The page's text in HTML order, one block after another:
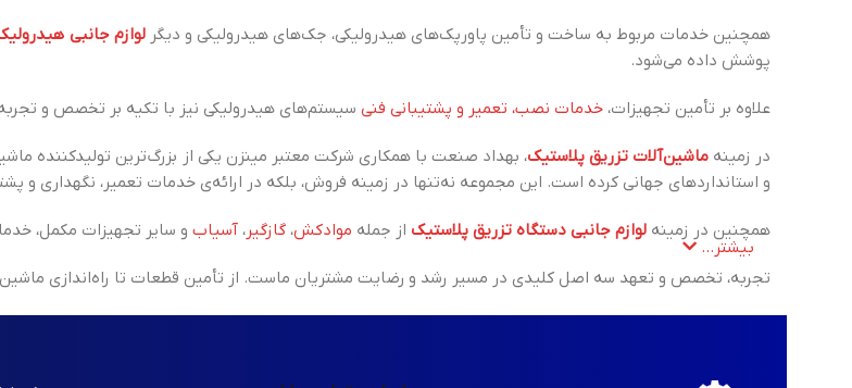
همچنین خدمات مربوط به ساخت و تأمین پاورپک‌های هیدرولیکی، جک‌های هیدرولیکی و دیگر لوازم جانبی
پوشش داده می‌شود.
علاوه بر تأمین تجهیزات، خدمات نصب، تعمیر و پشتیبانی فنی سیستم‌های هیدرولیکی نیز با تکیه بر تخصص و
در زمینه ماشین‌آلات تزریق پلاستیک، بهداد صنعت با همکاری شرکت معتبر مینزن یکی از
و استانداردهای جهانی کرده است. این مجموعه نه‌تنها در زمینه فروش، بلکه در ارائه‌ی خدمات تعمیر، نگهداری و
همچنین در زمینه لوازم جانبی دستگاه تزریق پلاستیک از جمله موادکش، گازگیر، آسیاب و سایر تجهیزات مکمل،
تجربه، تخصص و تعهد سه اصل کلیدی در مسیر رشد و رضایت مشتریان ماست. از تأمین قطعات تا راه‌اندازی
بیشتر...